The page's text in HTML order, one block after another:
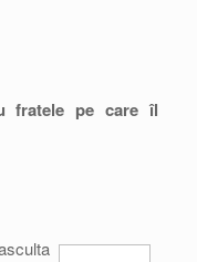
fratele pe care îl